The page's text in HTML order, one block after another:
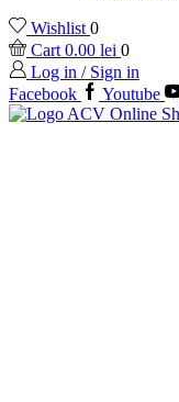
Wishlist 0
Cart 0.00 lei 0
Log in / Sign in
Facebook
Youtube